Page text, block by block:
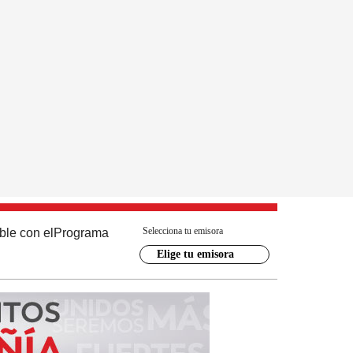
con el Programa Selecciona tu emisora
Elige tu emisora